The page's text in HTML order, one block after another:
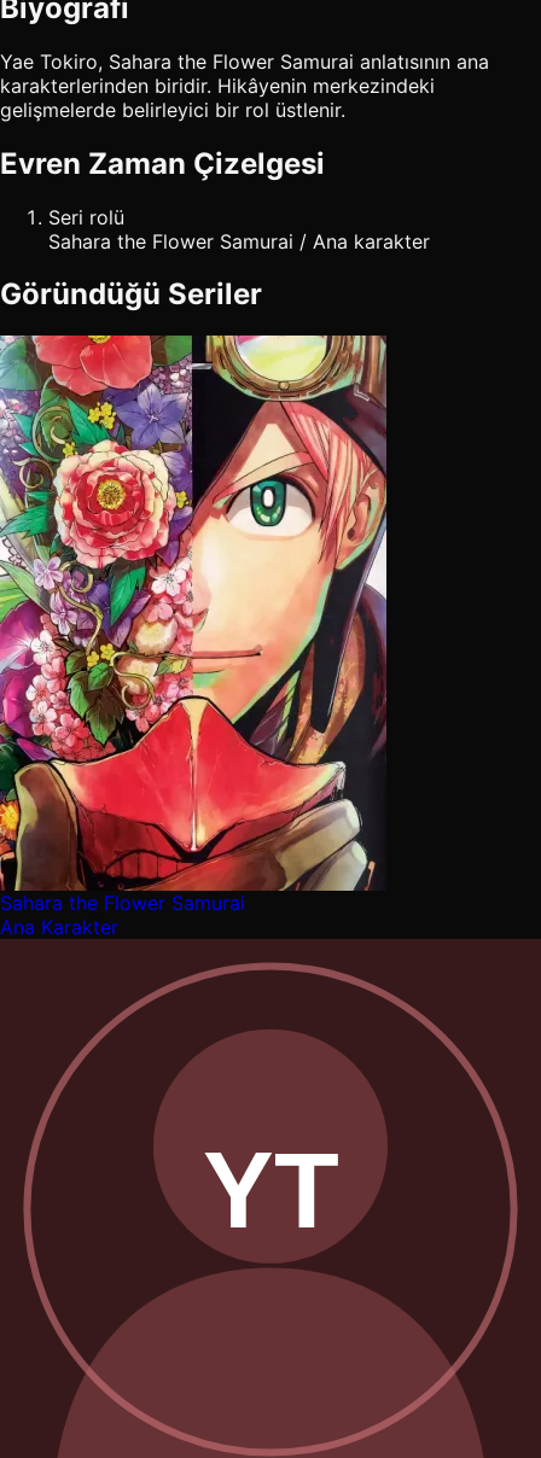
Biyografi
Yae Tokiro, Sahara the Flower Samurai anlatısının ana
karakterlerinden biridir. Hikâyenin merkezindeki
gelişmelerde belirleyici bir rol üstlenir.
Evren Zaman Çizelgesi
Seri rolü
Sahara the Flower Samurai / Ana karakter
Göründüğü Seriler
Sahara the Flower Samurai
Ana Karakter